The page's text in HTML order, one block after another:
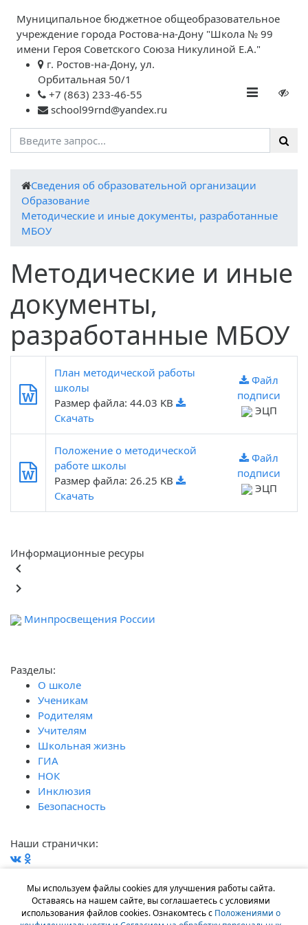
Муниципальное бюджетное общеобразовательное
учреждение города Ростова-на-Дону "Школа № 99
имени Героя Советского Союза Никулиной Е.А."
г. Ростов-на-Дону, ул.
Орбитальная 50/1
+7 (863) 233-46-55
school99rnd@yandex.ru
Cведения об образовательной организации
Образование
Методические и иные документы, разработанные
МБОУ
Методические и иные
документы,
разработанные МБОУ
План методической работы
школы
Размер файла: 44.03 KB
Скачать
Файл
подписи
ЭЦП
Положение о методической
работе школы
Размер файла: 26.25 KB
Скачать
Файл
подписи
ЭЦП
Информационные ресуры
keyboard_arrow_left
keyboard_arrow_right
Минпросвещения России
Разделы:
О школе
Ученикам
Родителям
Учителям
Школьная жизнь
ГИА
НОК
Инклюзия
Безопасность
Наши странички:
г. Ростов-на-Дону, ул. Орбитальная 50/1
+7 (863) 233-46-55
school99rnd@yandex.ru
Мы используем файлы cookies для улучшения работы сайта.
Оставаясь на нашем сайте, вы соглашаетесь с условиями
использования файлов cookies. Ознакомтесь с Положениями о